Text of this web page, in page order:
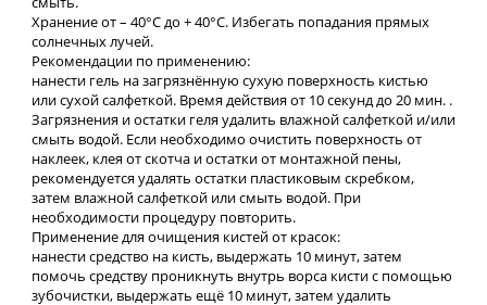
Хранение от – 40°C до + 40°C. Избегать попадания прямых
солнечных лучей.
Рекомендации по применению:
нанести гель на загрязнённую сухую поверхность кистью
или сухой салфеткой. Время действия от 10 секунд до 20 мин. .
Загрязнения и остатки геля удалить влажной салфеткой и/или
смыть водой. Если необходимо очистить поверхность от
наклеек, клея от скотча и остатки от монтажной пены,
рекомендуется удалять остатки пластиковым скребком,
затем влажной салфеткой или смыть водой. При
необходимости процедуру повторить.
Применение для очищения кистей от красок:
нанести средство на кисть, выдержать 10 минут, затем
помочь средству проникнуть внутрь ворса кисти с помощью
зубочистки, выдержать ещё 10 минут, затем удалить